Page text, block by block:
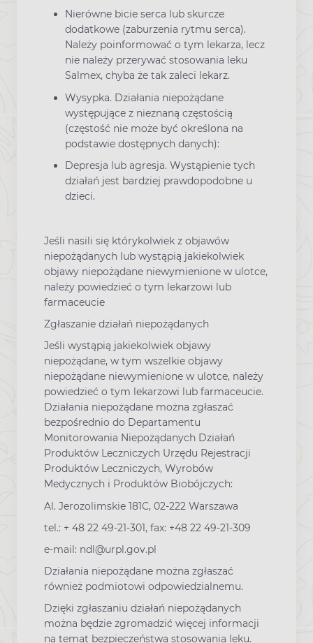
Nierówne bicie serca lub skurcze
dodatkowe (zaburzenia rytmu serca).
Należy poinformować o tym lekarza, lecz
nie należy przerywać stosowania leku
Salmex, chyba że tak zaleci lekarz.
Wysypka. Działania niepożądane
występujące z nieznaną częstością
(częstość nie może być określona na
podstawie dostępnych danych):
Depresja lub agresja. Wystąpienie tych
działań jest bardziej prawdopodobne u
dzieci.
Jeśli nasili się którykolwiek z objawów
niepożądanych lub wystąpią jakiekolwiek
objawy niepożądane niewymienione w ulotce,
należy powiedzieć o tym lekarzowi lub
farmaceucie
Zgłaszanie działań niepożądanych
Jeśli wystąpią jakiekolwiek objawy
niepożądane, w tym wszelkie objawy
niepożądane niewymienione w ulotce, należy
powiedzieć o tym lekarzowi lub farmaceucie.
Działania niepożądane można zgłaszać
bezpośrednio do Departamentu
Monitorowania Niepożądanych Działań
Produktów Leczniczych Urzędu Rejestracji
Produktów Leczniczych, Wyrobów
Medycznych i Produktów Biobójczych:
Al. Jerozolimskie 181C, 02-222 Warszawa
tel.: + 48 22 49-21-301, fax: +48 22 49-21-309
e-mail: ndl@urpl.gov.pl
Działania niepożądane można zgłaszać
również podmiotowi odpowiedzialnemu.
Dzięki zgłaszaniu działań niepożądanych
można będzie zgromadzić więcej informacji
na temat bezpieczeństwa stosowania leku.